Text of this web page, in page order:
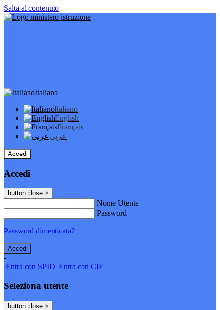
Salta al contenuto
Italiano
Italiano
English
Français
عربى
Accedi
Accedi
button close ×
Nome Utente
Password
Password dimenticata?
-
Entra con SPID Entra con CIE
Seleziona utente
button close ×